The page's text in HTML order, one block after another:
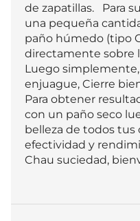
de zapatillas.   Para
una pequeña
paño húmedo (tipo
directamente sobre
Luego
enjuague, Cierre
Para obtener
con un paño seco
belleza de todos tus
efectividad y
Chau suciedad,